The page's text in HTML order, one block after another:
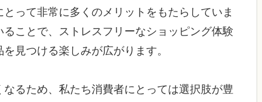
って非常に多くのメリットをもたらしていま
ことで、ストレスフリーなショッピング体験
見つける楽しみが広がります。
るため、私たち消費者にとっては選択肢が豊